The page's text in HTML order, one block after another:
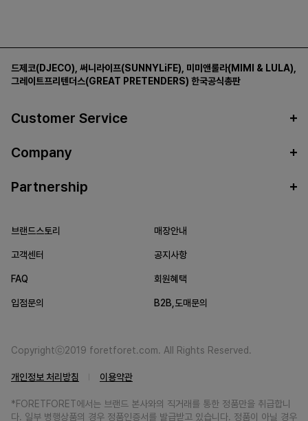
드제코(DJECO) 써니라이프(SUNNYLiFE) 미미앤룰라(MIMI & LULA)
그레이트프리텐더스(GREAT PRETENDERS) 한국공식총판
Customer Service
Company
Partnership
브랜드스토리 매장안내
고객센터 공지사항
FAQ 회원혜택
입점문의 B2B,도매문의
Copyrightⓒ2019 foretforet.com. All Rights Reserved.
개인정보 처리방침 이용약관
*FORETFORET에서는 브랜드 본사와의 직거래를 통한 정품만을 취급합니
다. 일부 병행상품의 경우 정품인증서를 발급받고 있습니다. 정품이 아닐 경우